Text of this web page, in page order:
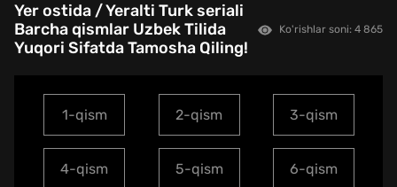
Yer ostida / Yeralti Turk seriali
Barcha qismlar Uzbek Tilida
Yuqori Sifatda Tamosha Qiling!
Ko'rishlar soni: 4 865
1-qism 2-qism 3-qism
4-qism 5-qism 6-qism